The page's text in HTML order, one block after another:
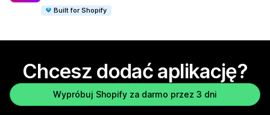
Built for Shopify
Chcesz dodać aplikację?
Wypróbuj Shopify za darmo przez 3 dni